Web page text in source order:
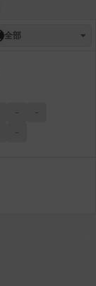
全部
-
-
-